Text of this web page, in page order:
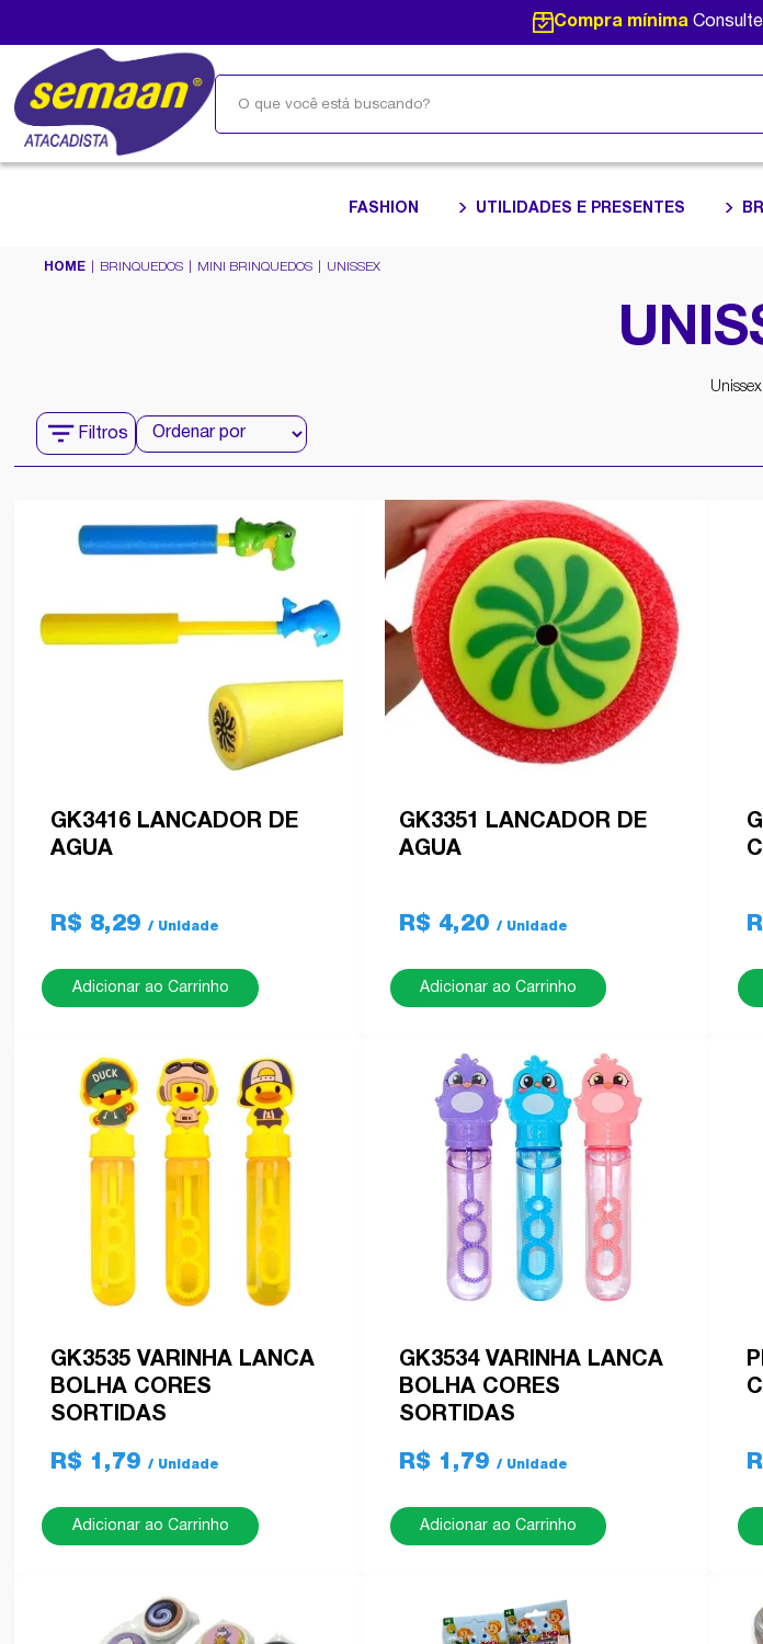
Compra mínima
FASHION UTILIDADES E PRESENTES
HOME BRINQUEDOS MINI BRINQUEDOS UNISSEX
Unissex
Filtros
GK3416 LANCADOR DE
AGUA
R$ 8,29
Adicionar ao Carrinho
GK3351 LANCADOR DE
AGUA
R$ 4,20
Adicionar ao Carrinho
GK3535 VARINHA LANCA
BOLHA CORES
SORTIDAS
R$ 1,79
Adicionar ao Carrinho
GK3534 VARINHA LANCA
BOLHA CORES
SORTIDAS
R$ 1,79
Adicionar ao Carrinho